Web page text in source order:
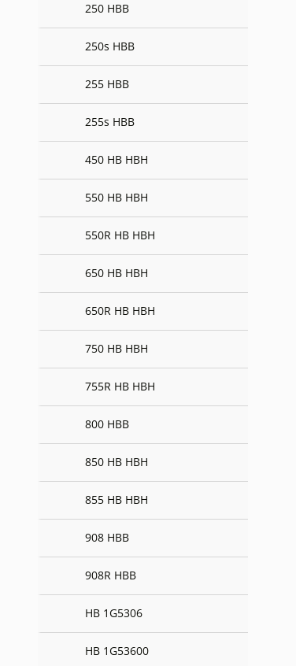
250 HBB
250s HBB
255 HBB
255s HBB
450 HB HBH
550 HB HBH
550R HB HBH
650 HB HBH
650R HB HBH
750 HB HBH
755R HB HBH
800 HBB
850 HB HBH
855 HB HBH
908 HBB
908R HBB
HB 1G5306
HB 1G53600